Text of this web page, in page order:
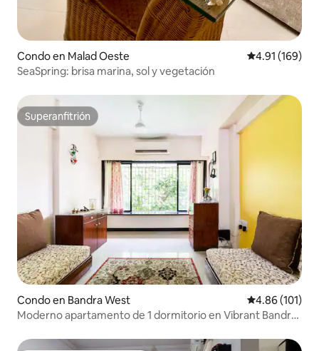
Condo en Malad Oeste Calificación
4.91 (169)
SeaSpring: brisa marina, sol y vegetación
Superanfitrión
Superanfitrión
Condo en Bandra West Calificación
4.86 (101)
Moderno apartamento de 1 dormitorio en Vibrant Bandra